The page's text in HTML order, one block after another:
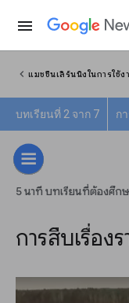
menu
chevron_left แมชชีนเลิร์นนิงในการใช้ง
บทเรียนที่ 2 จาก 7 ก
5 นาที บทเรียนที่ต้องศึก
การสืบเรื่อง